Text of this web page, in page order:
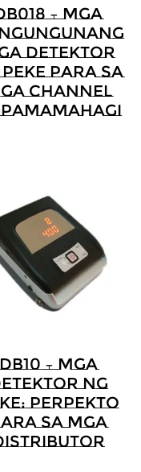
– Mga
Detektor
Para Sa
Channel
Pamamahagi
DB10 – Mga
Ng
Perpekto
Sa Mga